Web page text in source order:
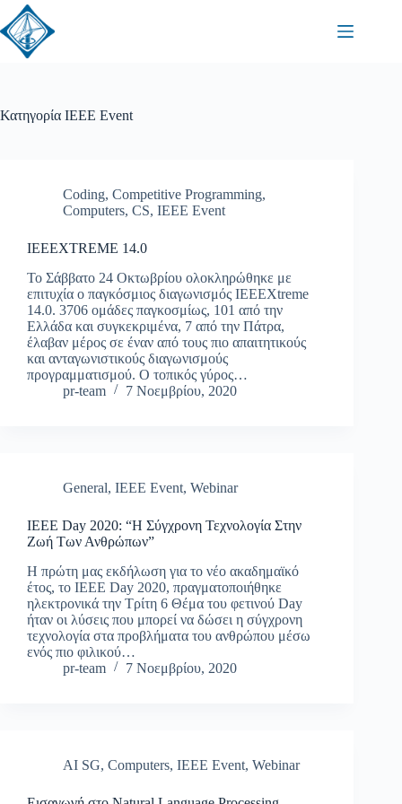
Κατηγορία IEEE Event
Coding, Competitive Programming,
Computers, CS, IEEE Event
IEEEXTREME 14.0
Το Σάββατο 24 Οκτωβρίου ολοκληρώθηκε με
επιτυχία ο παγκόσμιος διαγωνισμός IEEEXtreme
14.0. 3706 ομάδες παγκοσμίως, 101 από την
Ελλάδα και συγκεκριμένα, 7 από την Πάτρα,
έλαβαν μέρος σε έναν από τους πιο απαιτητικούς
και ανταγωνιστικούς διαγωνισμούς
προγραμματισμού. Ο τοπικός γύρος…
pr-team
7 Νοεμβρίου, 2020
General, IEEE Event, Webinar
IEEE Day 2020: “Η Σύγχρονη Τεχνολογία Στην
Ζωή Των Ανθρώπων”
Η πρώτη μας εκδήλωση για το νέο ακαδημαϊκό
έτος, το IEEE Day 2020, πραγματοποιήθηκε
ηλεκτρονικά την Τρίτη 6 Θέμα του φετινού Day
ήταν οι λύσεις που μπορεί να δώσει η σύγχρονη
τεχνολογία στα προβλήματα του ανθρώπου μέσω
ενός πιο φιλικού…
pr-team
7 Νοεμβρίου, 2020
AI SG, Computers, IEEE Event, Webinar